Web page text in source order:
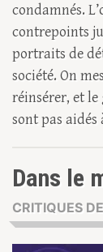
condamnés.
contrepoints
portraits de
société. On
réinsérer, et
sont pas
Dans le
CRITIQUES